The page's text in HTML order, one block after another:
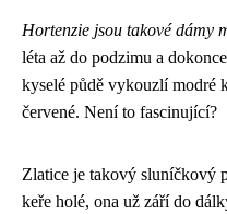
Hortenzie jsou takové dámy
léta až do podzimu a
kyselé půdě vykouzlí modré
červené. Není to fascinující?
Zlatice je takový sluníčkový
keře holé, ona už září do